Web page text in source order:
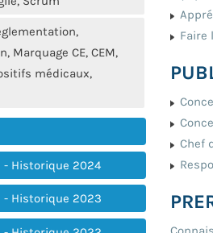
Marquage CE, CEM,
médicaux,
- Historique 2024
- Historique 2023
Faire
Chef